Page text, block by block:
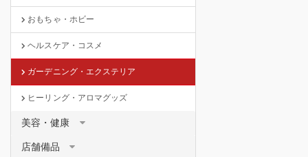
おもちゃ・ホビー
ヘルスケア・コスメ
ガーデニング・エクステリア
ヒーリング・アロマグッズ
美容・健康
店舗備品